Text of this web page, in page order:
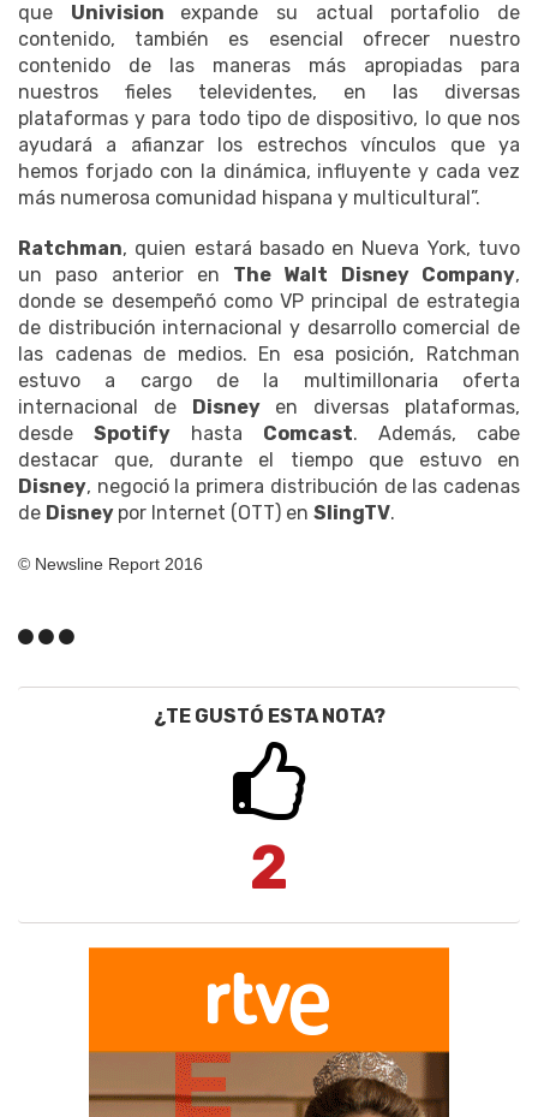
que Univision expande su actual portafolio de
contenido, también es esencial ofrecer nuestro
contenido de las maneras más apropiadas para
nuestros fieles televidentes, en las diversas
plataformas y para todo tipo de dispositivo, lo que nos
ayudará a afianzar los estrechos vínculos que ya
hemos forjado con la dinámica, influyente y cada vez
más numerosa comunidad hispana y multicultural”.
Ratchman, quien estará basado en Nueva York, tuvo
un paso anterior en The Walt Disney Company,
donde se desempeñó como VP principal de estrategia
de distribución internacional y desarrollo comercial de
las cadenas de medios. En esa posición, Ratchman
estuvo a cargo de la multimillonaria oferta
internacional de Disney en diversas plataformas,
desde Spotify hasta Comcast. Además, cabe
destacar que, durante el tiempo que estuvo en
Disney, negoció la primera distribución de las cadenas
de Disney por Internet (OTT) en SlingTV.
© Newsline Report 2016
¿TE GUSTÓ ESTA NOTA?
2